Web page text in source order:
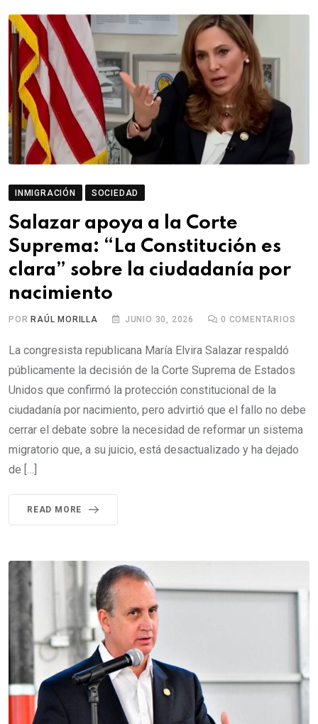
INMIGRACIÓN SOCIEDAD
Salazar apoya a la Corte
Suprema: “La Constitución es
clara” sobre la ciudadanía por
nacimiento
POR RAÚL MORILLA JUNIO 30, 2026 0 COMENTARIOS
La congresista republicana María Elvira Salazar respaldó
públicamente la decisión de la Corte Suprema de Estados
Unidos que confirmó la protección constitucional de la
ciudadanía por nacimiento, pero advirtió que el fallo no debe
cerrar el debate sobre la necesidad de reformar un sistema
migratorio que, a su juicio, está desactualizado y ha dejado
de […]
READ MORE